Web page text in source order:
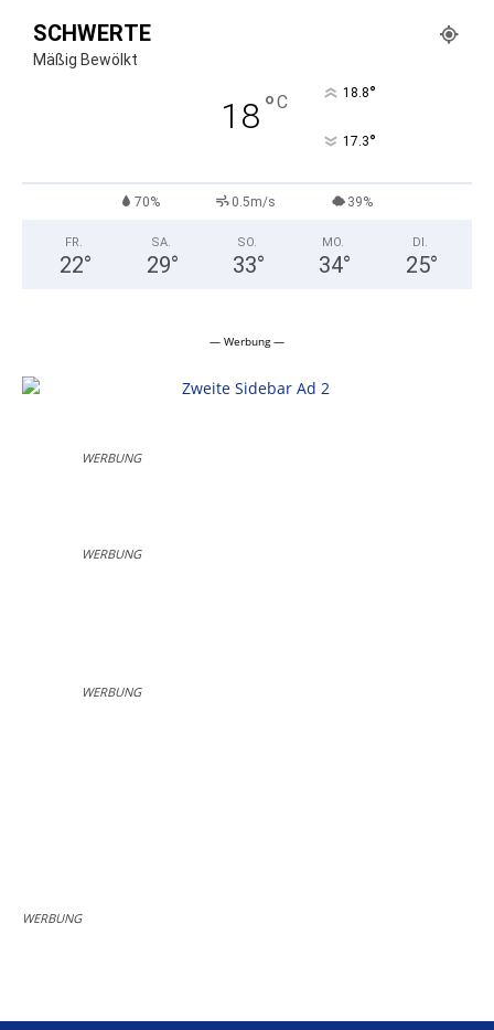
SCHWERTE
Mäßig Bewölkt
18°C 18.8°
17.3°
70% 0.5m/s 39%
FR.
22°
SA.
29°
SO.
33°
MO.
34°
DI.
25°
— Werbung —
WERBUNG
WERBUNG
WERBUNG
WERBUNG